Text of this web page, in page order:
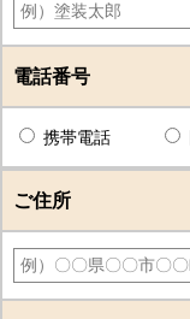
電話番号
携帯電話
ご住所